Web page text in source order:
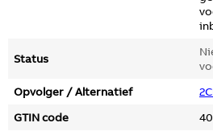
Status
Opvolger / Alternatief
GTIN code